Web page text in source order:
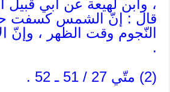
، وابن لهيعة عن أبي قبيل
قال : إنّ الشمس كسفت
النّجوم وقت الظهر ، وإنّ
.
(2) متّي 27 / 51 ـ 52 .